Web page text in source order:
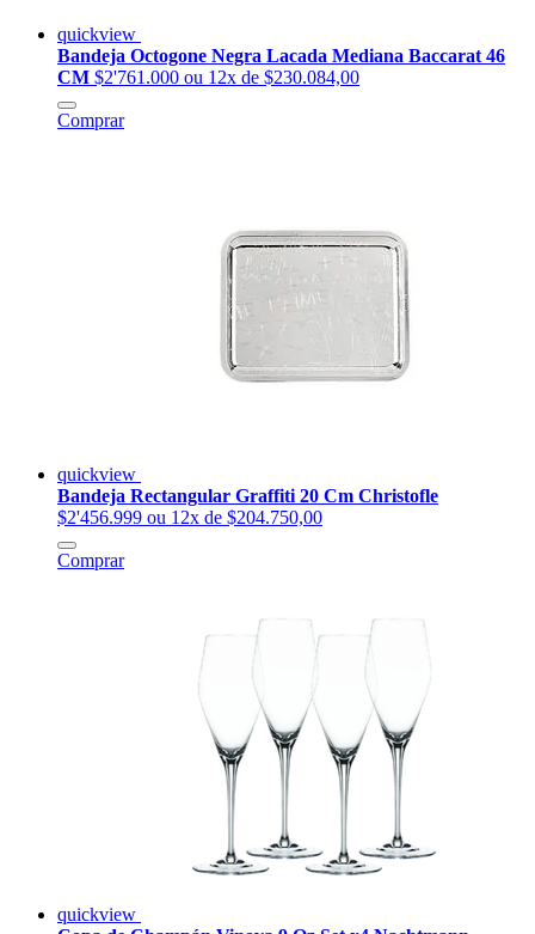
quickview
Bandeja Octogone Negra Lacada Mediana Baccarat 46
CM $2'761.000 ou 12x de $230.084,00
Comprar
quickview
Bandeja Rectangular Graffiti 20 Cm Christofle
$2'456.999 ou 12x de $204.750,00
Comprar
quickview